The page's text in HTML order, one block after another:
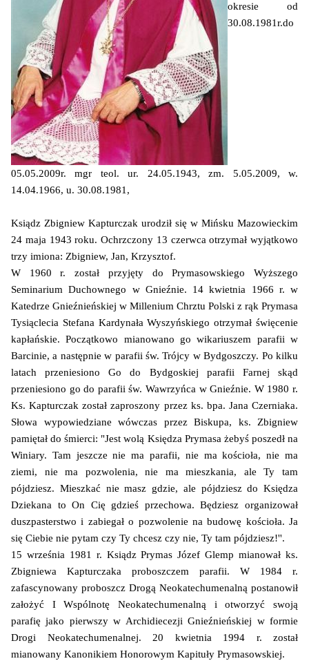
okresie od
30.08.1981r.do
05.05.2009r. mgr teol. ur. 24.05.1943, zm. 5.05.2009, w.
14.04.1966, u. 30.08.1981,
Ksiądz Zbigniew Kapturczak urodził się w Mińsku Mazowieckim
24 maja 1943 roku. Ochrzczony 13 czerwca otrzymał wyjątkowo
trzy imiona: Zbigniew, Jan, Krzysztof.
W 1960 r. został przyjęty do Prymasowskiego Wyższego
Seminarium Duchownego w Gnieźnie. 14 kwietnia 1966 r. w
Katedrze Gnieźnieńskiej w Millenium Chrztu Polski z rąk Prymasa
Tysiąclecia Stefana Kardynała Wyszyńskiego otrzymał święcenie
kapłańskie. Początkowo mianowano go wikariuszem parafii w
Barcinie, a następnie w parafii św. Trójcy w Bydgoszczy. Po kilku
latach przeniesiono Go do Bydgoskiej parafii Farnej skąd
przeniesiono go do parafii św. Wawrzyńca w Gnieźnie. W 1980 r.
Ks. Kapturczak został zaproszony przez ks. bpa. Jana Czerniaka.
Słowa wypowiedziane wówczas przez Biskupa, ks. Zbigniew
pamiętał do śmierci: "Jest wolą Księdza Prymasa żebyś poszedł na
Winiary. Tam jeszcze nie ma parafii, nie ma kościoła, nie ma
ziemi, nie ma pozwolenia, nie ma mieszkania, ale Ty tam
pójdziesz. Mieszkać nie masz gdzie, ale pójdziesz do Księdza
Dziekana to On Cię gdzieś przechowa. Będziesz organizował
duszpasterstwo i zabiegał o pozwolenie na budowę kościoła. Ja
się Ciebie nie pytam czy Ty chcesz czy nie, Ty tam pójdziesz!''.
15 września 1981 r. Ksiądz Prymas Józef Glemp mianował ks.
Zbigniewa Kapturczaka proboszczem parafii. W 1984 r.
zafascynowany proboszcz Drogą Neokatechumenalną postanowił
założyć I Wspólnotę Neokatechumenalną i otworzyć swoją
parafię jako pierwszy w Archidiecezji Gnieźnieńskiej w formie
Drogi Neokatechumenalnej. 20 kwietnia 1994 r. został
mianowany Kanonikiem Honorowym Kapituły Prymasowskiej.